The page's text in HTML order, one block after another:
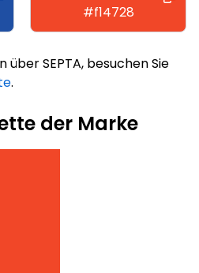
#f14728
SEPTA, besuchen Sie
.
der Marke